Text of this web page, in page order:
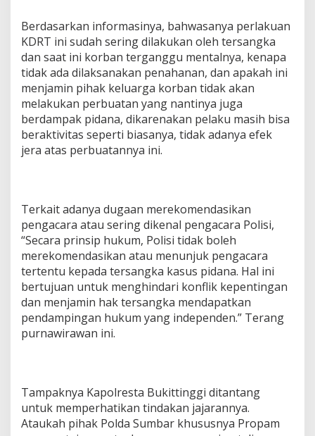
Berdasarkan informasinya, bahwasanya perlakuan
KDRT ini sudah sering dilakukan oleh tersangka
dan saat ini korban terganggu mentalnya, kenapa
tidak ada dilaksanakan penahanan, dan apakah ini
menjamin pihak keluarga korban tidak akan
melakukan perbuatan yang nantinya juga
berdampak pidana, dikarenakan pelaku masih bisa
beraktivitas seperti biasanya, tidak adanya efek
jera atas perbuatannya ini.
Terkait adanya dugaan merekomendasikan
pengacara atau sering dikenal pengacara Polisi,
“Secara prinsip hukum, Polisi tidak boleh
merekomendasikan atau menunjuk pengacara
tertentu kepada tersangka kasus pidana. Hal ini
bertujuan untuk menghindari konflik kepentingan
dan menjamin hak tersangka mendapatkan
pendampingan hukum yang independen.” Terang
purnawirawan ini.
Tampaknya Kapolresta Bukittinggi ditantang
untuk memperhatikan tindakan jajarannya.
Ataukah pihak Polda Sumbar khususnya Propam